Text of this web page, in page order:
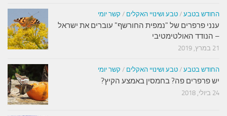
החודש בטבע / טבע ושינויי האקלים / קשר יומי
ענני פרפרים של "נמפית החורשף" עוברים את ישראל
– הנודד האולטימטיבי
21 במרץ, 2019
החודש בטבע / טבע ושינויי האקלים / קשר יומי
יש פרפרים פה? בחמסין באמצע הקיץ?
24 ביולי, 2018